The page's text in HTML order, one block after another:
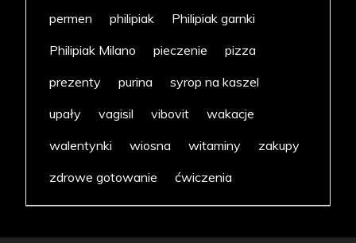
permen philipiak
Philipiak garnki
Philipiak Milano
pieczenie
pizza
prezenty
purina
syrop na kaszel
upały
vagisil vibovit
wakacje
walentynki
wiosna witaminy
zakupy
zdrowe gotowanie
ćwiczenia